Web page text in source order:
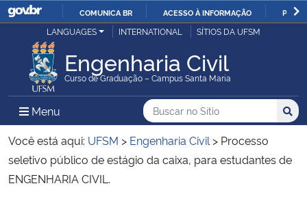
IR
O
COMUNICA BR ACESSO À INFORMAÇÃO
Ministério da Justiça e Segurança Pública
Ministério da Defesa
Ministério das Relações Exteriores
Ministério da Economia
LANGUAGES INTERNATIONAL SÍTIOS DA UFSM
Engenharia Civil
Curso de Graduação – Campus Santa Maria
Menu Menu Principal do Sítio
Busca
Buscar no no Sítio
Busca:
Você está aqui: UFSM > Engenharia Civil > Processo
seletivo público de estágio da caixa, para estudantes de
ENGENHARIA CIVIL.